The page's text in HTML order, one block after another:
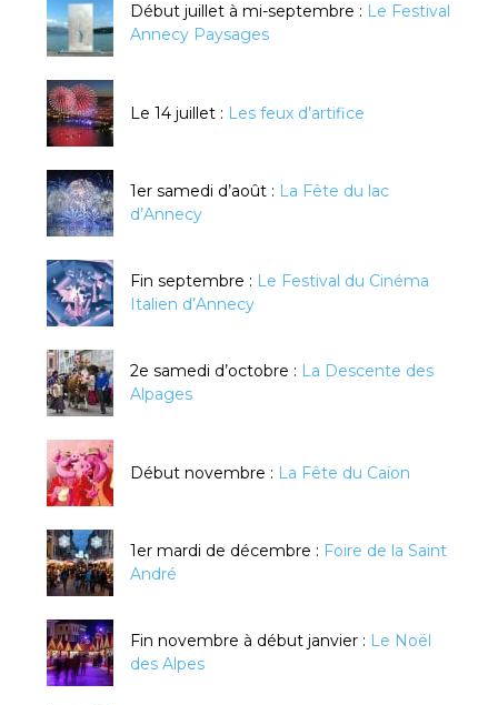
Début juillet à mi-septembre : Le Festival
Annecy Paysages
Le 14 juillet : Les feux d’artifice
1er samedi d’août : La Fête du lac
d’Annecy
Fin septembre : Le Festival du Cinéma
Italien d’Annecy
2e samedi d’octobre : La Descente des
Alpages
Début novembre : La Fête du Caïon
1er mardi de décembre : Foire de la Saint
André
Fin novembre à début janvier : Le Noël
des Alpes